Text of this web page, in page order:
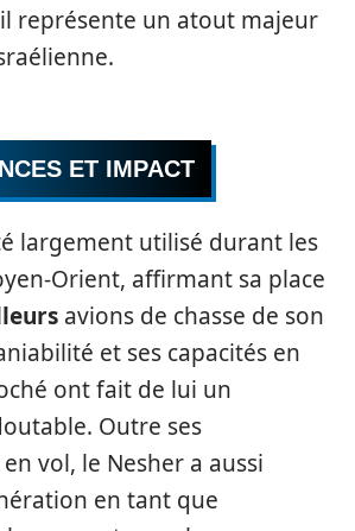
représente un atout majeur
ET IMPACT
largement utilisé durant les
Orient, affirmant sa place
avions de chasse de son
et ses capacités en
ont fait de lui un
Outre ses
vol, le Nesher a aussi
en tant que